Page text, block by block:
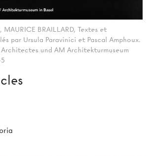
BRAILLARD, Textes et
par Ursula Paravinici et Pascal Amphoux.
und AM Architekturmuseum